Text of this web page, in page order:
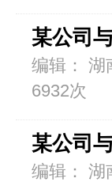
某公司
编辑：
6932次
某公司
编辑：